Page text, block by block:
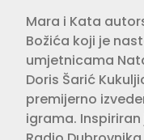
Mara i Kata
Božića koji je
umjetnicama
Doris Šarić
premijerno
igrama.